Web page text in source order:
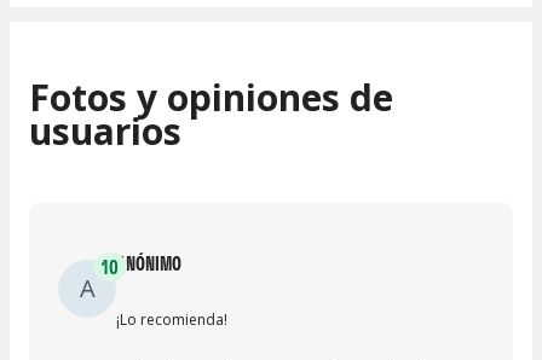
Fotos y opiniones de
usuarios
A
10ANÓNIMO
¡Lo recomienda!